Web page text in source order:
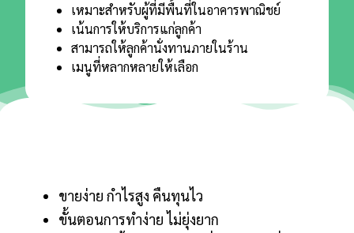
เหมาะสำหรับผู้ที่มีพื้นที่ในอาคารพาณิชย์
เน้นการให้บริการแก่ลูกค้า
สามารถให้ลูกค้านั่งทานภายในร้าน
เมนูที่หลากหลายให้เลือก
ขายง่าย กําไรสูง คืนทุนไว
ขั้นตอนการทําง่าย ไม่ยุ่งยาก